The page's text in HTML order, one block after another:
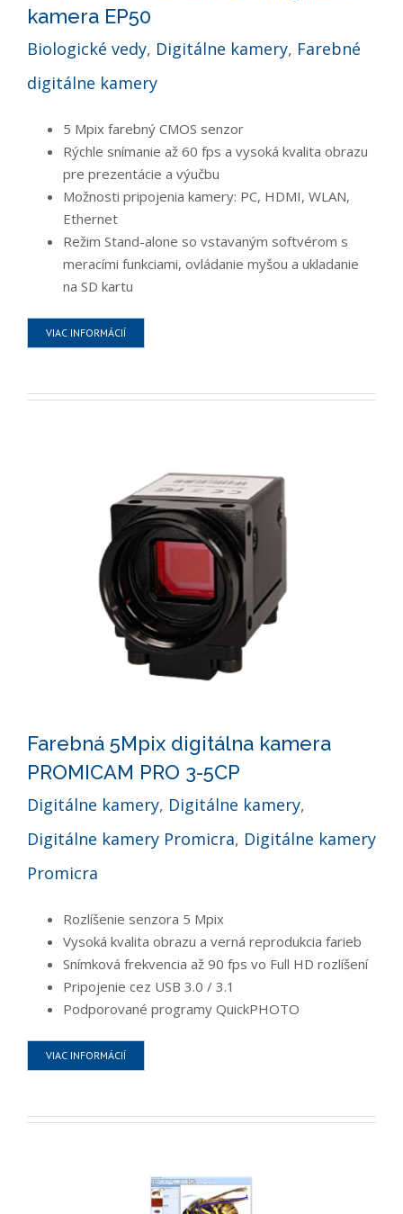
kamera EP50
Biologické vedy, Digitálne kamery, Farebné
digitálne kamery
5 Mpix farebný CMOS senzor
Rýchle snímanie až 60 fps a vysoká kvalita obrazu
pre prezentácie a výučbu
Možnosti pripojenia kamery: PC, HDMI, WLAN,
Ethernet
Režim Stand-alone so vstavaným softvérom s
meracími funkciami, ovládanie myšou a ukladanie
na SD kartu
VIAC INFORMÁCIÍ
Farebná 5Mpix digitálna kamera
PROMICAM PRO 3-5CP
Digitálne kamery, Digitálne kamery,
Digitálne kamery Promicra, Digitálne kamery
Promicra
Rozlíšenie senzora 5 Mpix
Vysoká kvalita obrazu a verná reprodukcia farieb
Snímková frekvencia až 90 fps vo Full HD rozlíšení
Pripojenie cez USB 3.0 / 3.1
Podporované programy QuickPHOTO
VIAC INFORMÁCIÍ